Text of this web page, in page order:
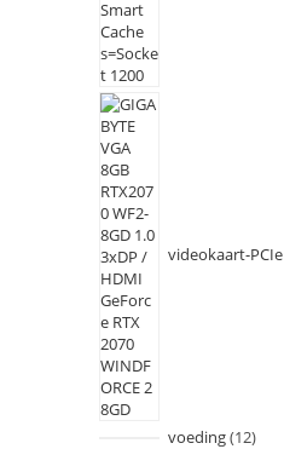
videokaart-PCIe
voeding 12